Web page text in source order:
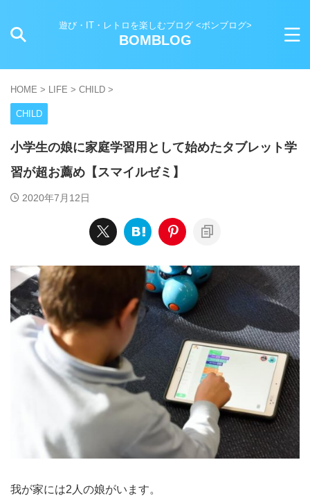
遊び・IT・レトロを楽しむブログ <ボンブログ>
BOMBLOG
HOME > LIFE > CHILD >
CHILD
小学生の娘に家庭学習用として始めたタブレット学
習が超お薦め【スマイルゼミ】
2020年7月12日
我が家には2人の娘がいます。